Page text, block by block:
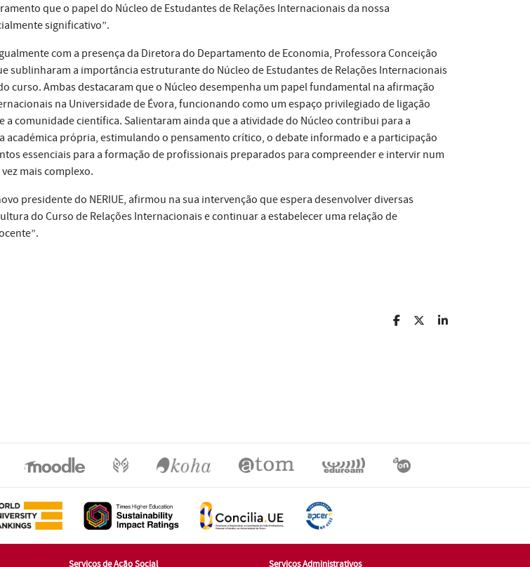
que o papel do Núcleo de Estudantes de Relações Internacionais da nossa
significativo”.
com a presença da Diretora do Departamento de Economia, Professora Conceição
sublinharam a importância estruturante do Núcleo de Estudantes de Relações Internacionais
curso. Ambas destacaram que o Núcleo desempenha um papel fundamental na afirmação
na Universidade de Évora, funcionando como um espaço privilegiado de ligação
a comunidade científica. Salientaram ainda que a atividade do Núcleo contribui para a
académica própria, estimulando o pensamento crítico, o debate informado e a participação
essenciais para a formação de profissionais preparados para compreender e intervir num
mais complexo.
presidente do NERIUE, afirmou na sua intervenção que espera desenvolver diversas
do Curso de Relações Internacionais e continuar a estabelecer uma relação de
Serviços de Ação Social Serviços Administrativos